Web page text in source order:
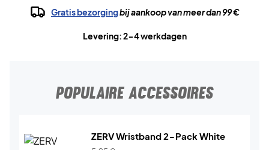
Gratis bezorgingbij aankoop van meer dan 99 €
Levering: 2-4 werkdagen
POPULAIRE ACCESSOIRES
ZERV Wristband 2-Pack White